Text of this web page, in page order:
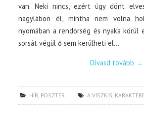
van. Neki nincs, ezért úgy dönt
nagylábon él, mintha nem volna
nyomában a rendőrség és nyaka körül
sorsát végül ő sem kerülheti el…
Olvasd tovább →
HÍR POSZTER A VISZKIS